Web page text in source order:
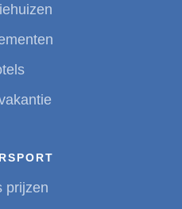
prijzen